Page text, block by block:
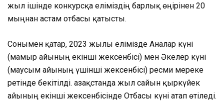
жыл ішінде конкурсқа еліміздің барлық өңірінен 20
мыңнан астам отбасы қатысты.
Сонымен қатар, 2023 жылы елімізде Аналар күні
(мамыр айының екінші жексенбісі) мен Әкелер күні
(маусым айының үшінші жексенбісі) ресми мереке
ретінде бекітілді. Қазақстанда жыл сайын қыркүйек
айының екінші жексенбісінде Отбасы күні атап өтіледі.